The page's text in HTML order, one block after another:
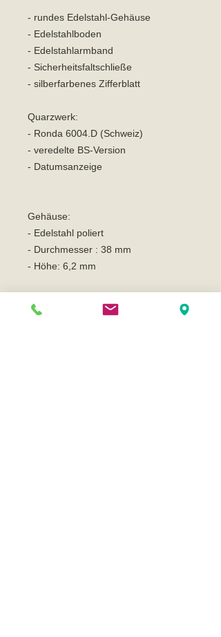
- rundes Edelstahl-Gehäuse
- Edelstahlboden
- Edelstahlarmband
- Sicherheitsfaltschließe
- silberfarbenes Zifferblatt
Quarzwerk:
- Ronda 6004.D (Schweiz)
- veredelte BS-Version
- Datumsanzeige
Gehäuse:
- Edelstahl poliert
- Durchmesser : 38 mm
- Höhe: 6,2 mm
- kratzunempfindliches Saphirglas